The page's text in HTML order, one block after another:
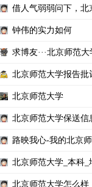
借人气弱弱问下，
钟伟的实力如何
求博友···北京师范大
北京师范大学报告
北京师范大学
北京师范大学保送信
路映我心-我的北京
北京师范大学_本科_
北京师范大学怎么样